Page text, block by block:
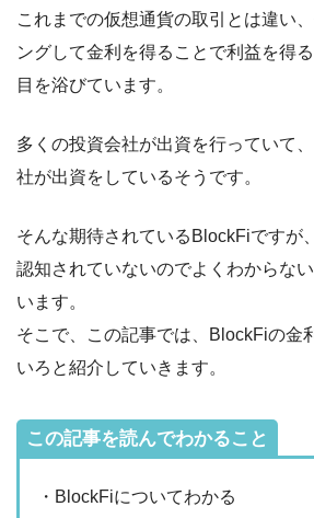
これまでの仮想通貨の取引とは違い
ングして金利を得ることで利益を得
目を浴びています。
多くの投資会社が出資を行っていて
社が出資をしているそうです。
そんな期待されているBlockFiですが
認知されていないのでよくわからな
います。
そこで、この記事では、BlockFiの金
いろと紹介していきます。
この記事を読んでわかること
・BlockFiについてわかる